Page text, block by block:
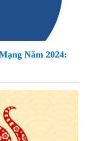
Năm 2024: